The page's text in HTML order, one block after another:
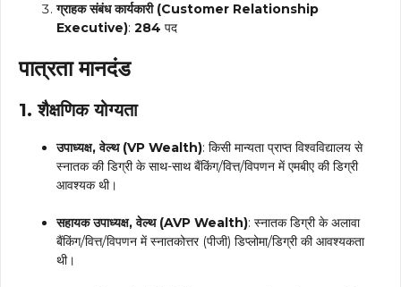
ग्राहक संबंध कार्यकारी (Customer Relationship
Executive): 284 पद
पात्रता मानदंड
1. शैक्षणिक योग्यता
उपाध्यक्ष, वेल्थ (VP Wealth): किसी मान्यता प्राप्त विश्वविद्यालय से
स्नातक की डिग्री के साथ-साथ बैंकिंग/वित्त/विपणन में एमबीए की डिग्री
आवश्यक थी।
सहायक उपाध्यक्ष, वेल्थ (AVP Wealth): स्नातक डिग्री के अलावा
बैंकिंग/वित्त/विपणन में स्नातकोत्तर (पीजी) डिप्लोमा/डिग्री की आवश्यकता
थी।